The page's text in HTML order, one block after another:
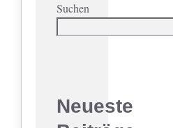
Suchen
Neueste